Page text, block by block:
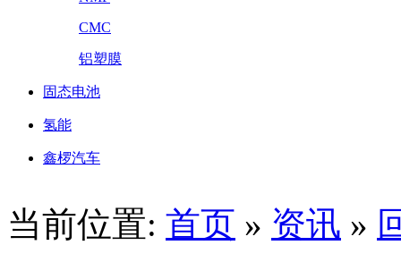
CMC
铝塑膜
固态电池
氢能
鑫椤汽车
当前位置: 首页 » 资讯 »